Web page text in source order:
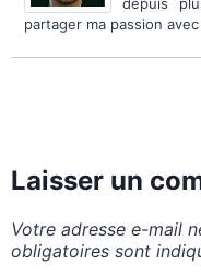
partager ma passion
Laisser un
Votre adresse e-mail
obligatoires sont